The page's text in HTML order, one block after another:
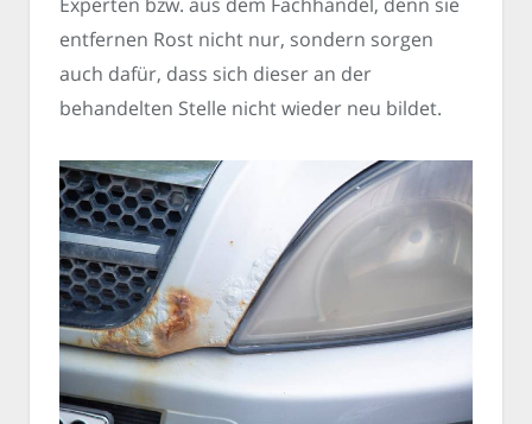
entfernen Rost nicht nur, sondern sorgen
auch dafür, dass sich dieser an der
behandelten Stelle nicht wieder neu bildet.